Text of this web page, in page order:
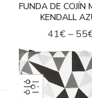
FUNDA DE COJÍN
KENDALL
41€– 55